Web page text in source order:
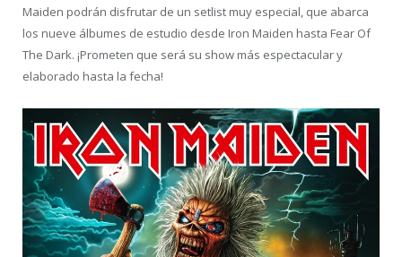
Maiden podrán disfrutar de un setlist muy especial, que abarca
los nueve álbumes de estudio desde Iron Maiden hasta Fear Of
The Dark. ¡Prometen que será su show más espectacular y
elaborado hasta la fecha!